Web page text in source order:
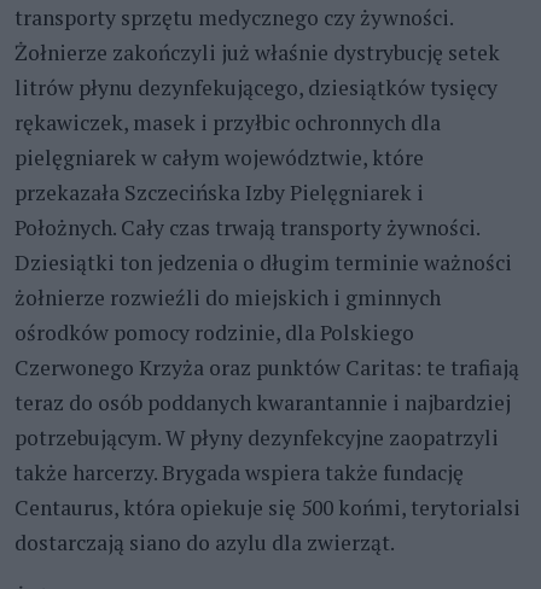
transporty sprzętu medycznego czy żywności.
Żołnierze zakończyli już właśnie dystrybucję setek
litrów płynu dezynfekującego, dziesiątków tysięcy
rękawiczek, masek i przyłbic ochronnych dla
pielęgniarek w całym województwie, które
przekazała Szczecińska Izby Pielęgniarek i
Położnych. Cały czas trwają transporty żywności.
Dziesiątki ton jedzenia o długim terminie ważności
żołnierze rozwieźli do miejskich i gminnych
ośrodków pomocy rodzinie, dla Polskiego
Czerwonego Krzyża oraz punktów Caritas: te trafiają
teraz do osób poddanych kwarantannie i najbardziej
potrzebującym. W płyny dezynfekcyjne zaopatrzyli
także harcerzy. Brygada wspiera także fundację
Centaurus, która opiekuje się 500 końmi, terytorialsi
dostarczają siano do azylu dla zwierząt.